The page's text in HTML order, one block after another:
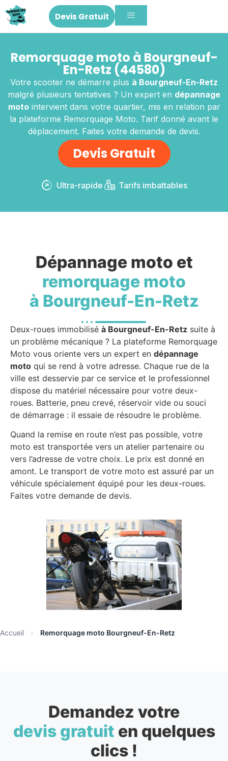
Devis Gratuit
Remorquage moto à Bourgneuf-
En-Retz (44580)
Votre scooter ne démarre plus à Bourgneuf-En-Retz
malgré plusieurs tentatives ? Un expert en dépannage
motointervient dans votre quartier, mis en relation par
la plateforme Remorquage Moto. Tarif donné avant le
déplacement. Faites votre demande de devis.
Devis Gratuit
Ultra-rapide Tarifs imbattables
Dépannage moto et
remorquage moto
à Bourgneuf-En-Retz
Deux-roues immobilisé à Bourgneuf-En-Retz suite à
un problème mécanique ? La plateforme Remorquage
Moto vous oriente vers un expert en dépannage
moto qui se rend à votre adresse. Chaque rue de la
ville est desservie par ce service et le professionnel
dispose du matériel nécessaire pour votre deux-
roues. Batterie, pneu crevé, réservoir vide ou souci
de démarrage : il essaie de résoudre le problème.
Quand la remise en route n’est pas possible, votre
moto est transportée vers un atelier partenaire ou
vers l’adresse de votre choix. Le prix est donné en
amont. Le transport de votre moto est assuré par un
véhicule spécialement équipé pour les deux-roues.
Faites votre demande de devis.
Accueil » Remorquage moto Bourgneuf-En-Retz
Demandez votre
devis gratuit en quelques
clics !